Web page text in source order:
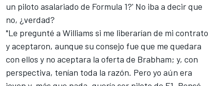
un piloto asalariado de Formula 1?' No iba a decir que
no, ¿verdad?
"Le pregunté a Williams si me liberarían de mi contrato
y aceptaron, aunque su consejo fue que me quedara
con ellos y no aceptara la oferta de Brabham; y, con
perspectiva, tenían toda la razón. Pero yo aún era